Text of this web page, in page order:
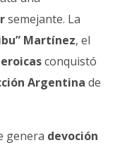
semejante. La
Martínez, el
conquistó
Argentina de
genera devoción